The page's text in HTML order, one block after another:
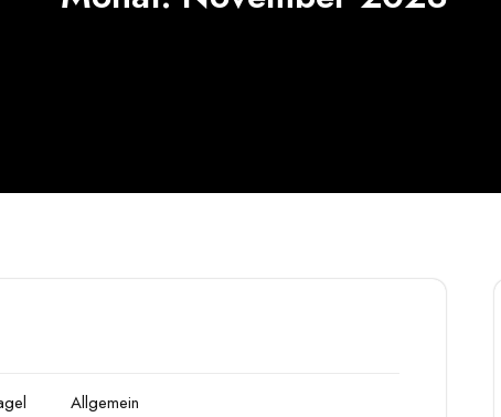
Allgemein